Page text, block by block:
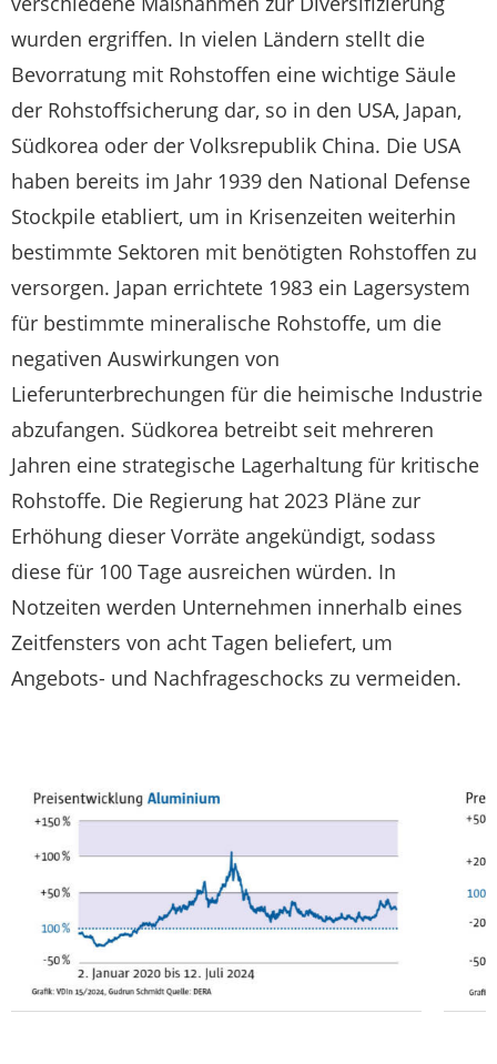
wurden ergriffen. In vielen Ländern stellt die
Bevorratung mit Rohstoffen eine wichtige Säule
der Rohstoffsicherung dar, so in den USA, Japan,
Südkorea oder der Volksrepublik China. Die USA
haben bereits im Jahr 1939 den National Defense
Stockpile etabliert, um in Krisenzeiten weiterhin
bestimmte Sektoren mit benötigten Rohstoffen zu
versorgen. Japan errichtete 1983 ein Lagersystem
für bestimmte mineralische Rohstoffe, um die
negativen Auswirkungen von
Lieferunterbrechungen für die heimische Industrie
abzufangen. Südkorea betreibt seit mehreren
Jahren eine strategische Lagerhaltung für kritische
Rohstoffe. Die Regierung hat 2023 Pläne zur
Erhöhung dieser Vorräte angekündigt, sodass
diese für 100 Tage ausreichen würden. In
Notzeiten werden Unternehmen innerhalb eines
Zeitfensters von acht Tagen beliefert, um
Angebots- und Nachfrageschocks zu vermeiden.